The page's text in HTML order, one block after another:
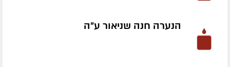
הנערה חנה שניאור ע״ה